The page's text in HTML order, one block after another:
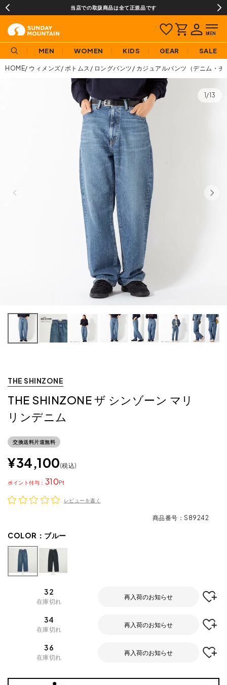
当店での取扱商品は全て正規品です
MEN WOMEN KIDS GEAR SALE
HOME ウィメンズ ボトムス ロングパンツ カジュアルパンツ（デニム・チ
1/13
THE SHINZONE
THE SHINZONE ザ シンゾーン マリ
リンデニム
交換送料片道無料
¥34,100 税込
310
ポイント
レビューを書く
商品番号 S89242
COLOR： ブルー
32
在庫切れ
再入荷のお知らせ
34
在庫切れ
再入荷のお知らせ
36
在庫切れ
再入荷のお知らせ